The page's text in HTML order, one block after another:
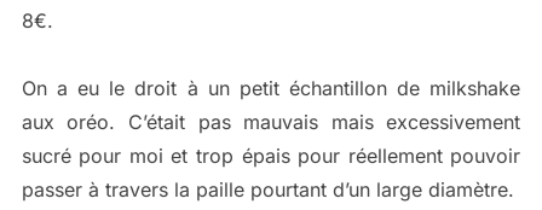
8€.
On a eu le droit à un petit échantillon de milkshake
aux oréo. C’était pas mauvais mais excessivement
sucré pour moi et trop épais pour réellement pouvoir
passer à travers la paille pourtant d’un large diamètre.